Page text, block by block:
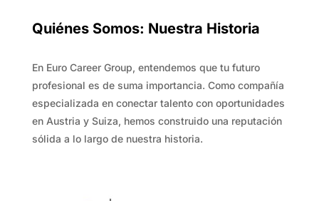
Quiénes Somos: Nuestra Historia
En Euro Career Group, entendemos que tu futuro
profesional es de suma importancia. Como compañía
especializada en conectar talento con oportunidades
en Austria y Suiza, hemos construido una reputación
sólida a lo largo de nuestra historia.